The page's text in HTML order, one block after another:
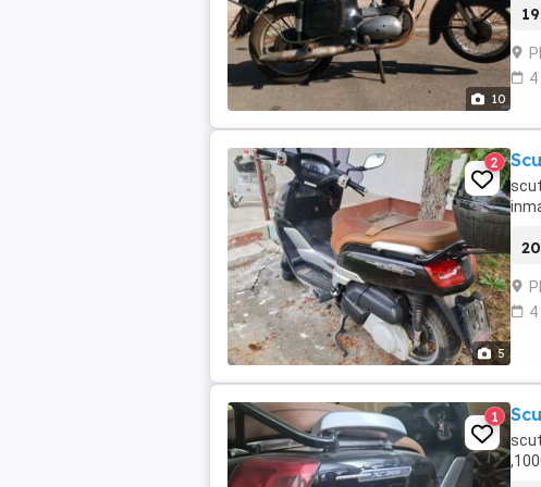
10
5
2
1